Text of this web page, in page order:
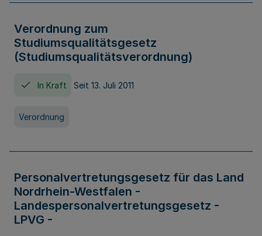
Verordnung zum
Studiumsqualitätsgesetz
(Studiumsqualitätsverordnung)
In Kraft Seit 13. Juli 2011
Verordnung
Personalvertretungsgesetz für das Land
Nordrhein-Westfalen -
Landespersonalvertretungsgesetz -
LPVG -